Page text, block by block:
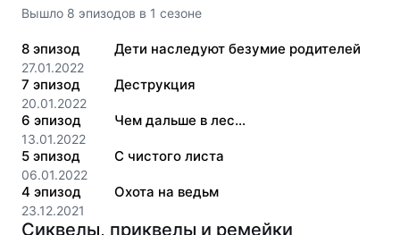
Вышло 8 эпизодов в 1 сезоне
8 эпизод
27.01.2022
Дети наследуют безумие родителей
7 эпизод
20.01.2022
Деструкция
6 эпизод
13.01.2022
Чем дальше в лес…
5 эпизод
06.01.2022
С чистого листа
4 эпизод
23.12.2021
Охота на ведьм
Сиквелы, приквелы и ремейки